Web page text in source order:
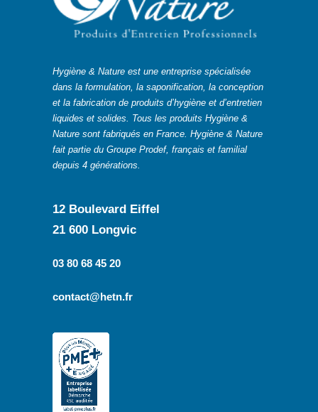
Hygiène & Nature est une entreprise spécialisée
dans la formulation, la saponification, la conception
et la fabrication de produits d’hygiène et d’entretien
liquides et solides. Tous les produits Hygiène &
Nature sont fabriqués en France. Hygiène & Nature
fait partie du Groupe Prodef, français et familial
depuis 4 générations.
12 Boulevard Eiffel
21 600 Longvic
03 80 68 45 20
contact@hetn.fr